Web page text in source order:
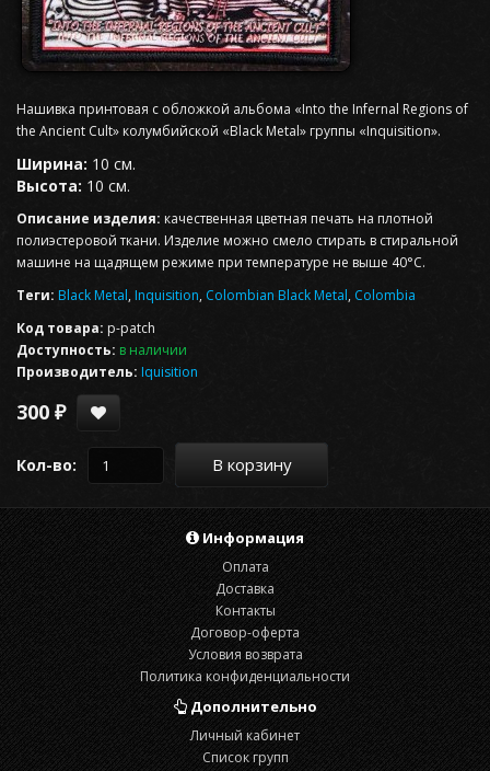
Нашивка принтовая с обложкой альбома «Into the Infernal Regions of
the Ancient Cult» колумбийской «Black Metal» группы «Inquisition».
Ширина: 10 см.
Высота: 10 см.
Описание изделия: качественная цветная печать на плотной
полиэстеровой ткани. Изделие можно смело стирать в стиральной
машине на щадящем режиме при температуре не выше 40°С.
Теги: Black Metal,Inquisition, Colombian Black Metal, Colombia
Код товара: p-patch
Доступность: в наличии
Производитель: Iquisition
300 ₽
Кол-во: В корзину
Информация
Оплата
Доставка
Контакты
Договор-оферта
Условия возврата
Политика конфиденциальности
Дополнительно
Личный кабинет
Список групп